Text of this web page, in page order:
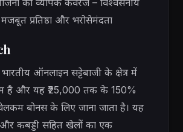
का व्यापक कवरेज – विश्वसनीय
प्रतिष्ठा और भरोसेमंदता
ऑनलाइन सट्टेबाजी के क्षेत्र में
है और यह ₹25,000 तक के 150%
बोनस के लिए जाना जाता है। यह
और कबड्डी सहित खेलों का एक